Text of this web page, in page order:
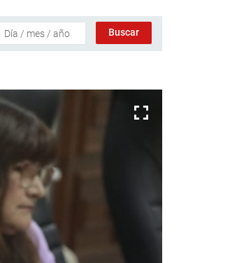
Día / mes / año